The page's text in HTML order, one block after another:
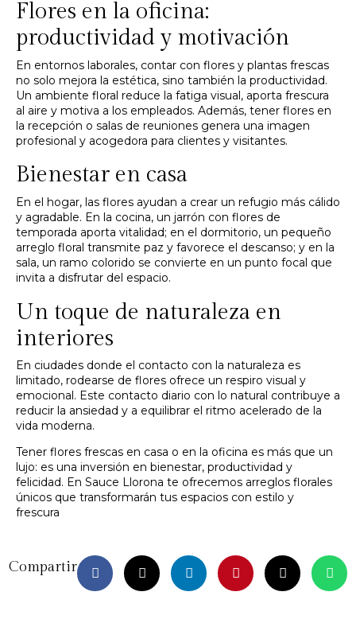
Flores en la oficina:
productividad y motivación
En entornos laborales, contar con flores y plantas frescas
no solo mejora la estética, sino también la productividad.
Un ambiente floral reduce la fatiga visual, aporta frescura
al aire y motiva a los empleados. Además, tener flores en
la recepción o salas de reuniones genera una imagen
profesional y acogedora para clientes y visitantes.
Bienestar en casa
En el hogar, las flores ayudan a crear un refugio más cálido
y agradable. En la cocina, un jarrón con flores de
temporada aporta vitalidad; en el dormitorio, un pequeño
arreglo floral transmite paz y favorece el descanso; y en la
sala, un ramo colorido se convierte en un punto focal que
invita a disfrutar del espacio.
Un toque de naturaleza en
interiores
En ciudades donde el contacto con la naturaleza es
limitado, rodearse de flores ofrece un respiro visual y
emocional. Este contacto diario con lo natural contribuye a
reducir la ansiedad y a equilibrar el ritmo acelerado de la
vida moderna.
Tener flores frescas en casa o en la oficina es más que un
lujo: es una inversión en bienestar, productividad y
felicidad. En Sauce Llorona te ofrecemos arreglos florales
únicos que transformarán tus espacios con estilo y
frescura
Compartir